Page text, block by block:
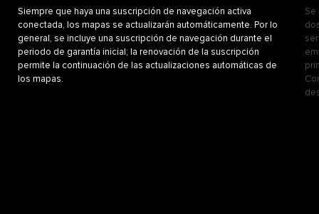
Siempre que haya una suscripción de navegación activa
conectada, los mapas se actualizarán automáticamente. Por lo
general, se incluye una suscripción de navegación durante el
periodo de garantía inicial; la renovación de la suscripción
permite la continuación de las actualizaciones automáticas de
los mapas.
Se